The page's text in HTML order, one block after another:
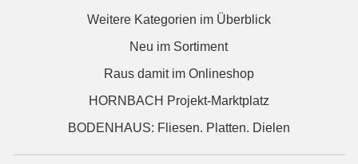
Weitere Kategorien im Überblick
Neu im Sortiment
Raus damit im Onlineshop
HORNBACH Projekt-Marktplatz
BODENHAUS: Fliesen. Platten. Dielen